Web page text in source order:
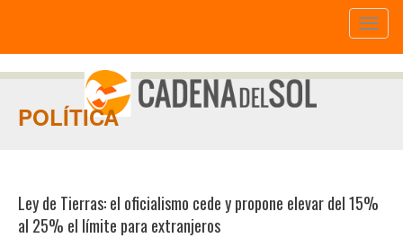
POLÍTICA
Ley de Tierras: el oficialismo cede y propone elevar del 15%
al 25% el límite para extranjeros